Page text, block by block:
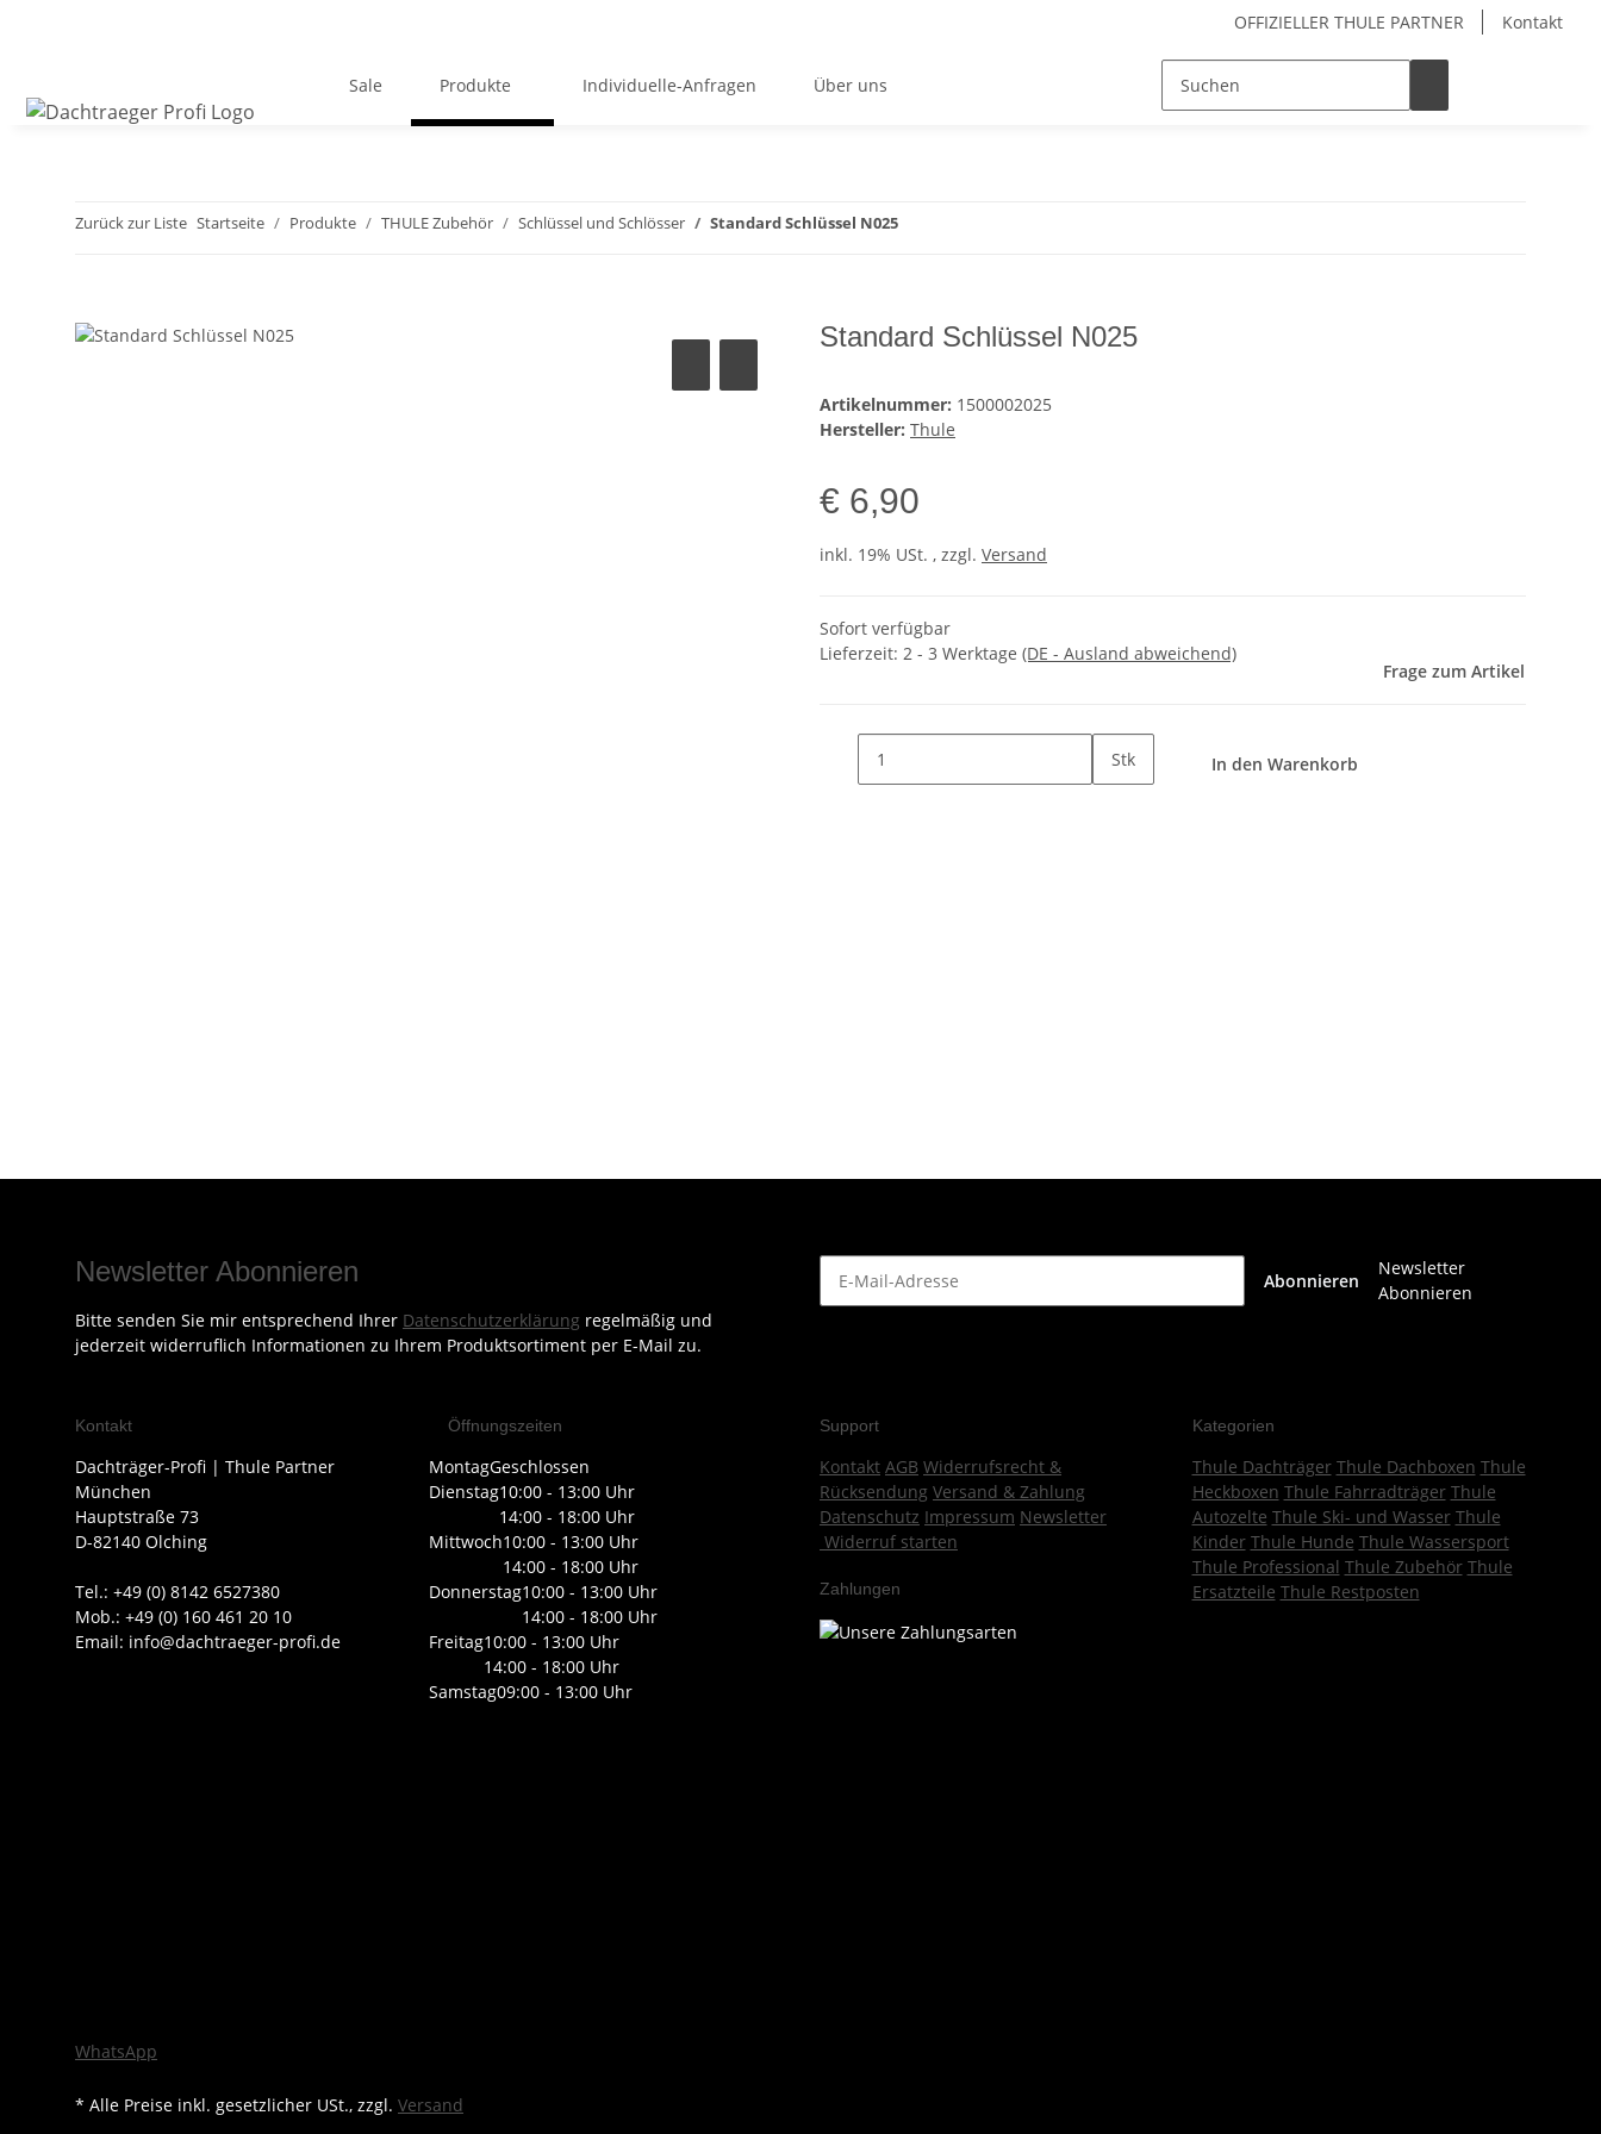
OFFIZIELLER THULE PARTNER Kontakt
Sale Produkte Individuelle-Anfragen Über uns
Zurück zur Liste Startseite Produkte THULE Zubehör Schlüssel und Schlösser Standard Schlüssel N025
Standard Schlüssel N025
Artikelnummer: 1500002025
Hersteller: Thule
€ 6,90
inkl. 19% USt. , zzgl. Versand
Sofort verfügbar
Lieferzeit: 2 - 3 Werktage (DE - Ausland abweichend)
Frage zum Artikel
Stk In den Warenkorb
Newsletter Abonnieren
Bitte senden Sie mir entsprechend Ihrer Datenschutzerklärung regelmäßig und
jederzeit widerruflich Informationen zu Ihrem Produktsortiment per E-Mail zu.
Abonnieren
Newsletter
Abonnieren
Kontakt
Dachträger-Profi | Thule Partner
München
Hauptstraße 73
D-82140 Olching
Tel.: +49 (0) 8142 6527380
Mob.: +49 (0) 160 461 20 10
Email: info@dachtraeger-profi.de
WhatsApp
Öffnungszeiten
MontagGeschlossen
Dienstag10:00 - 13:00 Uhr
14:00 - 18:00 Uhr
Mittwoch10:00 - 13:00 Uhr
14:00 - 18:00 Uhr
Donnerstag10:00 - 13:00 Uhr
14:00 - 18:00 Uhr
Freitag10:00 - 13:00 Uhr
14:00 - 18:00 Uhr
Samstag09:00 - 13:00 Uhr
Support
Kontakt AGB Widerrufsrecht &
Rücksendung Versand & Zahlung
Datenschutz Impressum Newsletter
Widerruf starten
Zahlungen
Kategorien
Thule Dachträger Thule Dachboxen Thule
Heckboxen Thule Fahrradträger Thule
Autozelte Thule Ski- und Wasser Thule
Kinder Thule Hunde Thule Wassersport
Thule Professional Thule Zubehör Thule
Ersatzteile Thule Restposten
* Alle Preise inkl. gesetzlicher USt., zzgl. Versand